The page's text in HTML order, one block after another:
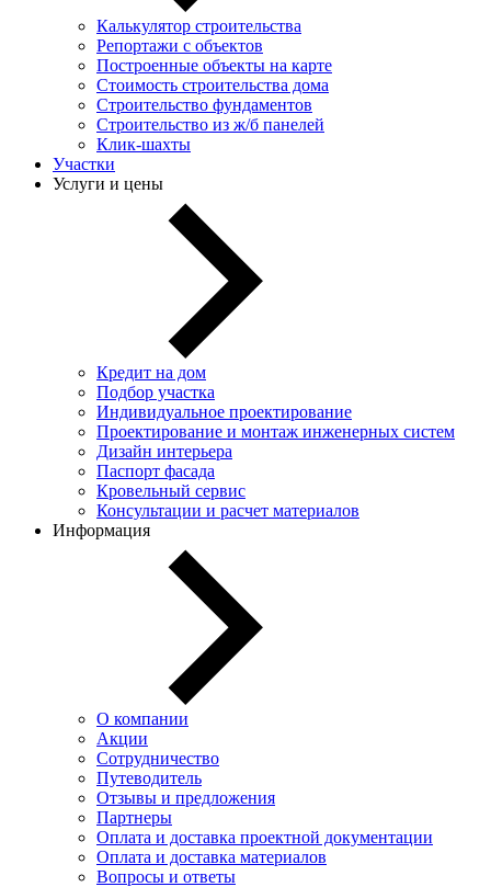
Калькулятор строительства
Репортажи с объектов
Построенные объекты на карте
Стоимость строительства дома
Строительство фундаментов
Строительство из ж/б панелей
Клик-шахты
Участки
Услуги и цены
Кредит на дом
Подбор участка
Индивидуальное проектирование
Проектирование и монтаж инженерных систем
Дизайн интерьера
Паспорт фасада
Кровельный сервис
Консультации и расчет материалов
Информация
О компании
Акции
Сотрудничество
Путеводитель
Отзывы и предложения
Партнеры
Оплата и доставка проектной документации
Оплата и доставка материалов
Вопросы и ответы